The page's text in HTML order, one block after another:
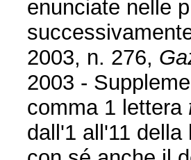
enunciate nelle
2003, n. 276,
2003 -
comma 1 lettera
dall'1 all'11